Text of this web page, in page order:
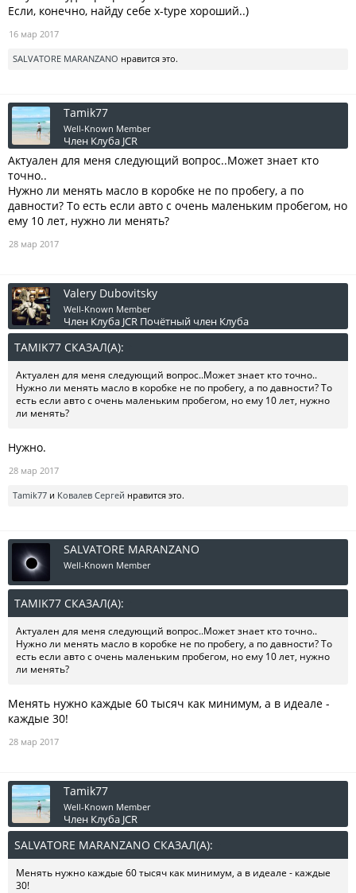
Если, конечно, найду себе x-type хороший..)
16 мар 2017
SALVATORE MARANZANO нравится это.
Tamik77
Well-Known Member
Член Клуба JCR
Актуален для меня следующий вопрос..Может знает кто
точно..
Нужно ли менять масло в коробке не по пробегу, а по
давности? То есть если авто с очень маленьким пробегом, но
ему 10 лет, нужно ли менять?
28 мар 2017
Valery Dubovitsky
Well-Known Member
Член Клуба JCR Почётный член Клуба
TAMIK77 СКАЗАЛ(А):
Актуален для меня следующий вопрос..Может знает кто точно..
Нужно ли менять масло в коробке не по пробегу, а по давности? То
есть если авто с очень маленьким пробегом, но ему 10 лет, нужно
ли менять?
Нужно.
28 мар 2017
Tamik77 и Ковалев Сергей нравится это.
SALVATORE MARANZANO
Well-Known Member
TAMIK77 СКАЗАЛ(А):
Актуален для меня следующий вопрос..Может знает кто точно..
Нужно ли менять масло в коробке не по пробегу, а по давности? То
есть если авто с очень маленьким пробегом, но ему 10 лет, нужно
ли менять?
Менять нужно каждые 60 тысяч как минимум, а в идеале -
каждые 30!
28 мар 2017
Tamik77
Well-Known Member
Член Клуба JCR
SALVATORE MARANZANO СКАЗАЛ(А):
Менять нужно каждые 60 тысяч как минимум, а в идеале - каждые
30!